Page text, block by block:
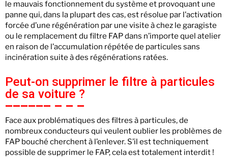
le mauvais fonctionnement du système et provoquant une
panne qui, dans la plupart des cas, est résolue par l’activation
forcée d’une régénération par une visite à chez le garagiste
ou le remplacement du filtre FAP dans n’importe quel atelier
en raison de l’accumulation répétée de particules sans
incinération suite à des régénérations ratées.
Peut-on supprimer le filtre à particules
de sa voiture ?
Face aux problématiques des filtres à particules, de
nombreux conducteurs qui veulent oublier les problèmes de
FAP bouché cherchent à l’enlever. S’il est techniquement
possible de supprimer le FAP, cela est totalement interdit !